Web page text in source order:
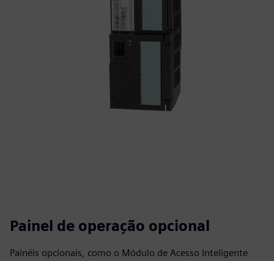
Painel de operação opcional
Painéis opcionais, como o Módulo de Acesso Inteligente